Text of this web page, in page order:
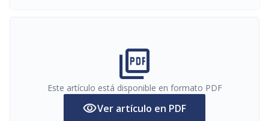
picture_as_pdf
Este artículo está disponible en formato PDF
visibilityVer artículo en PDF